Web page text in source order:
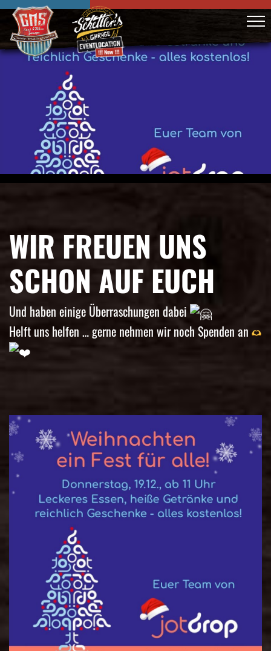
WIR FREUEN UNS
SCHON AUF EUCH
Und haben einige Überraschungen dabei
Helft uns helfen … gerne nehmen wir noch Spenden an